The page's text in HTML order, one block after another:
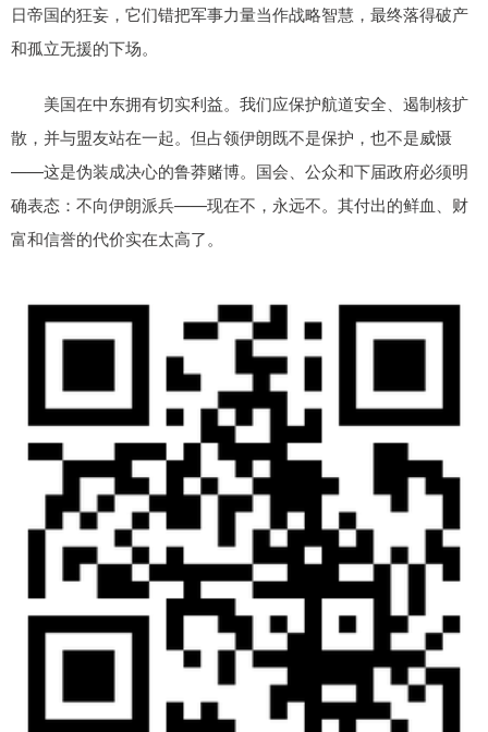
日帝国的狂妄，它们错把军事力量当作战略智慧，最终落得破产
和孤立无援的下场。
美国在中东拥有切实利益。我们应保护航道安全、遏制核扩
散，并与盟友站在一起。但占领伊朗既不是保护，也不是威慑
——这是伪装成决心的鲁莽赌博。国会、公众和下届政府必须明
确表态：不向伊朗派兵——现在不，永远不。其付出的鲜血、财
富和信誉的代价实在太高了。